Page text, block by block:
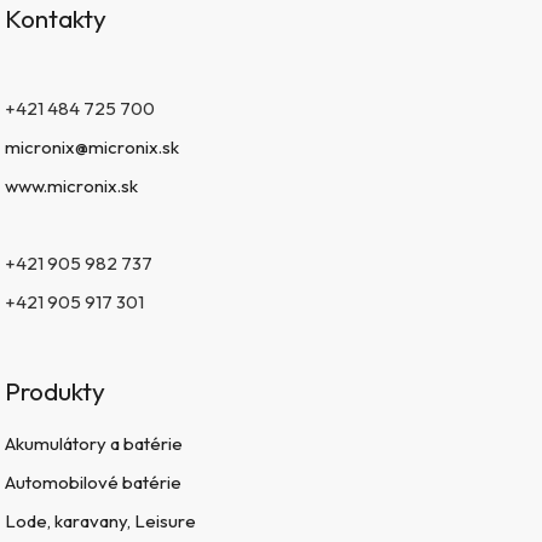
Kontakty
+421 484 725 700
micronix@micronix.sk
www.micronix.sk
+421 905 982 737
+421 905 917 301
Produkty
Akumulátory a batérie
Automobilové batérie
Lode, karavany, Leisure